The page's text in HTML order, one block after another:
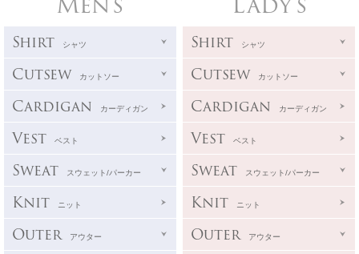
Shirt シャツ
Cutsew カットソー
Cardigan カーディガン
Vest ベスト
Sweat スウェット/パーカー
Knit ニット
Outer アウター
Shirt シャツ
Cutsew カットソー
Cardigan カーディガン
Vest ベスト
Sweat スウェット/パーカー
Knit ニット
Outer アウター